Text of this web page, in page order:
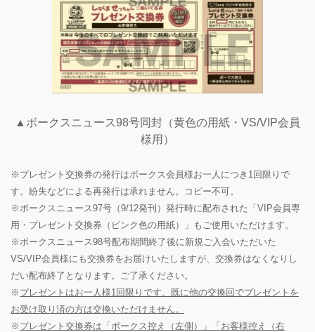
▲ボークスニュース98号同封（黄色の用紙・VS/VIP会員
様用）
※プレゼント交換券の発行はボークス会員様お一人につき1回限りで
す。紛失などによる再発行は承れません。コピー不可。
※ボークスニュース97号（9/12発刊）発行時に配布された「VIP会員専
用・プレゼント交換券（ピンク色の用紙）」もご使用いただけます。
※ボークスニュース98号配布期間終了後に新規ご入会いただいた
VS/VIP会員様にも交換券をお届けいたしますが、交換券はなくなりし
だい配布終了となります。ご了承ください。
※ プレゼントはお一人様1回限りです。既に他の交換回でプレゼントを
お受け取り済の方は交換いただけません。
※ プレゼント交換券は「ボークス控え（左側）」「お客様控え（右